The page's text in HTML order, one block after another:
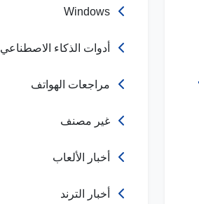
أدوات الذكاء الاصطناعي
مراجعات الهواتف
غير مصنف
أخبار الألعاب
أخبار الترند